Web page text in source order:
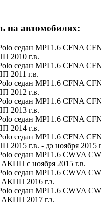
на автомобилях:
седан MPI 1.6 CFNA
2010 г.в.
седан MPI 1.6 CFNA
2011 г.в.
седан MPI 1.6 CFNA
2012 г.в.
седан MPI 1.6 CFNA
2013 г.в.
седан MPI 1.6 CFNA
2014 г.в.
седан MPI 1.6 CFNA
г.в. - до ноября 2015
седан MPI 1.6 CWVA
с ноября 2015 г.в.
седан MPI 1.6 CWVA
2016 г.в.
седан MPI 1.6 CWVA
2017 г.в.